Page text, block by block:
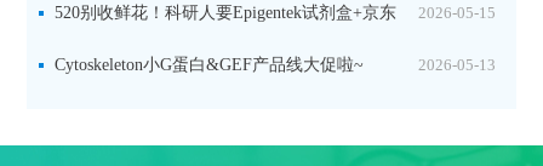
双赋能，下单即赠京东卡 2026-05-15
520别收鲜花！科研人要Epigentek试剂盒+京东
卡！ 2026-05-13
Cytoskeleton小G蛋白&GEF产品线大促啦~